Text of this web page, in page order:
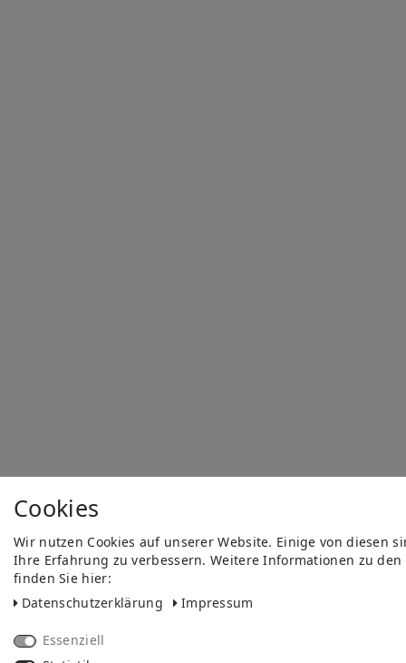
Cookies
Wir nutzen Cookies auf unserer Website. Einige von diesen
Ihre Erfahrung zu verbessern. Weitere Informationen zu
finden Sie hier:
Daten­schutz­erklärung
Impressum
Essenziell